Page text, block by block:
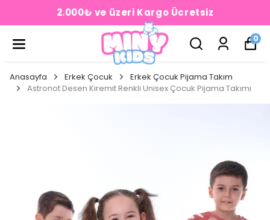
2.000₺ ve üzeri Kargo Ücretsiz
0
Anasayfa Erkek Çocuk
Erkek Çocuk Pijama Takım
Astronot Desen Kiremit Renkli Unisex Çocuk Pijama Takımı